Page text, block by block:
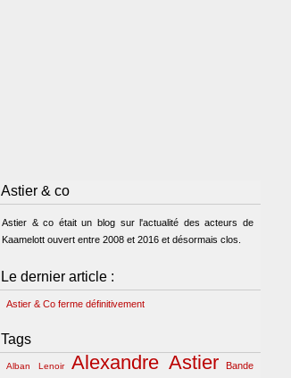
Astier & co
Astier & co était un blog sur l'actualité des acteurs de
Kaamelott ouvert entre 2008 et 2016 et désormais clos.
Le dernier article :
Astier & Co ferme définitivement
Tags
Alban Lenoir Alexandre Astier
Bande